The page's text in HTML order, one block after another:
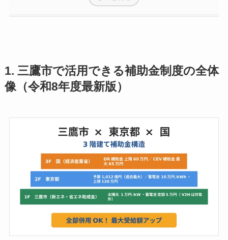
1. 三鷹市で活用できる補助金制度の全体
像（令和8年度最新版）